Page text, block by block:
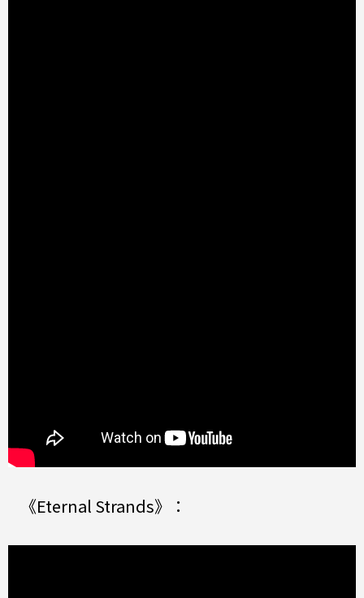
《Eternal Strands》：